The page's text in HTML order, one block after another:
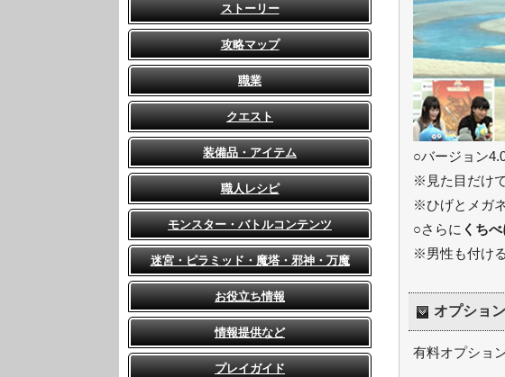
○バージョン
※見た目だけ
※ひげとメガ
○さらに くちべ
※男性も付け
オプション
有料オプショ
ストーリー
攻略マップ
職業
クエスト
装備品・アイテム
職人レシピ
モンスター・バトルコンテンツ
迷宮・ピラミッド・魔塔・邪神・万魔
お役立ち情報
情報提供など
プレイガイド